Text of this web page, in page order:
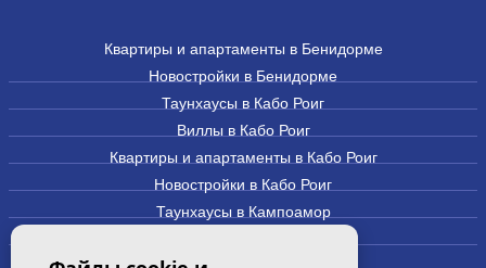
Квартиры и апартаменты в Бенидорме
Новостройки в Бенидорме
Таунхаусы в Кабо Роиг
Виллы в Кабо Роиг
Квартиры и апартаменты в Кабо Роиг
Новостройки в Кабо Роиг
Таунхаусы в Кампоамор